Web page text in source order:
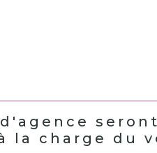
seront
la charge du